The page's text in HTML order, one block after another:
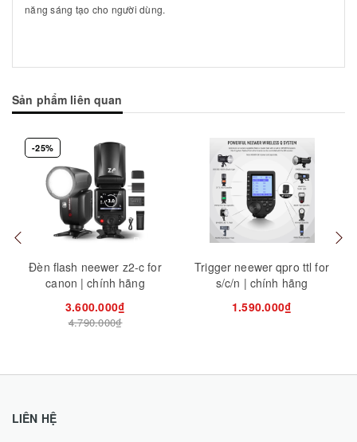
năng sáng tạo cho người dùng.
Sản phẩm liên quan
-25%
Đèn flash neewer z2-c for
canon | chính hãng
3.600.000₫
4.790.000₫
Trigger neewer qpro ttl for
s/c/n | chính hãng
1.590.000₫
Mua hàng
LIÊN HỆ